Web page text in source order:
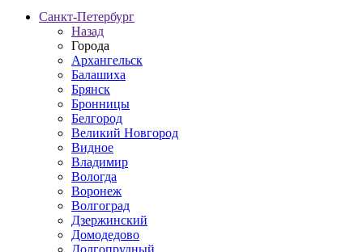
Санкт-Петербург
Назад
Города
Архангельск
Балашиха
Брянск
Бронницы
Белгород
Великий Новгород
Видное
Владимир
Вологда
Воронеж
Волгоград
Дзержинский
Домодедово
Долгопрудный